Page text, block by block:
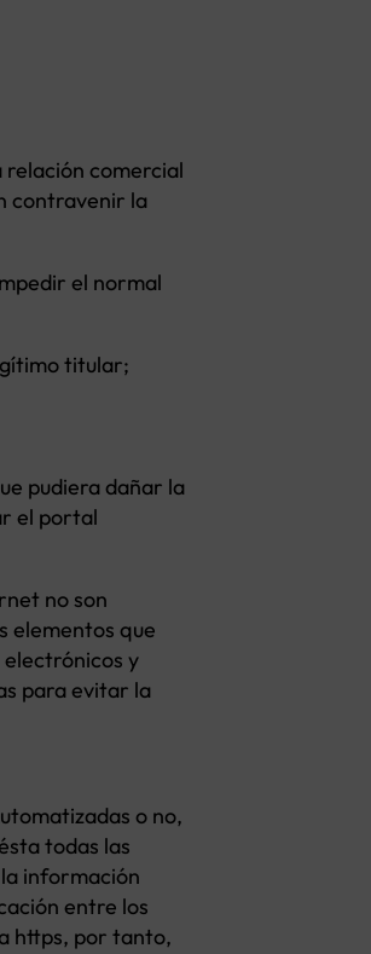
relación comercial
contravenir la
el normal
titular;
pudiera dañar la
el portal
no son
elementos que
y
para evitar la
o no,
todas las
información
entre los
https, por tanto,